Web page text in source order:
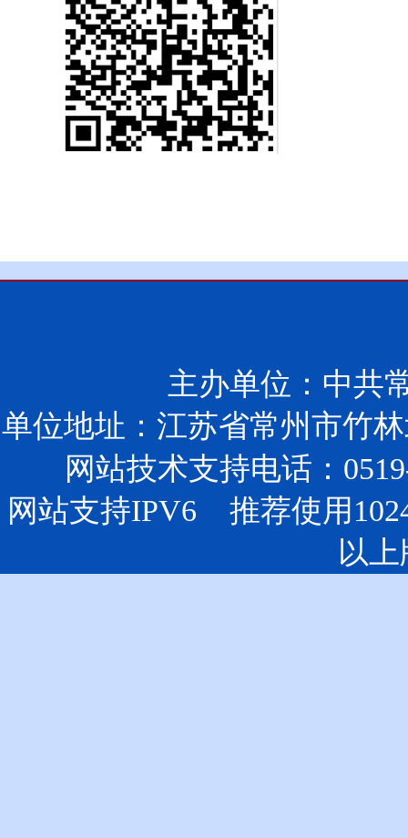
主办单位：中共
单位地址：江苏省常州市竹
网站技术支持电话：
网站支持IPV6 推荐使用
以